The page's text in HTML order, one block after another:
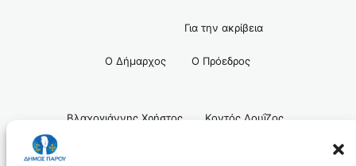
Για την ακρίβεια
Ο Δήμαρχος Ο Πρόεδρος
Βλαχογιάννης Χρήστος Κοντός Λουΐζος